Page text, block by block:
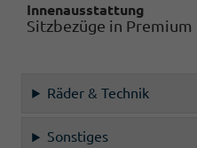
Innenausstattung
Sitzbezüge in Premium
Räder & Technik
Sonstiges